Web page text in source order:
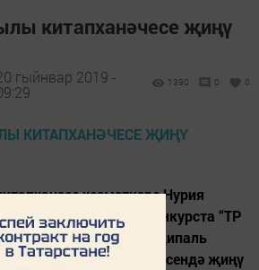
китапханәчесе җиңү
гыйнвар 2019 -
1390 0 0
хезмәткәре Нурия
күләмендә узган конкурста “ТР
иң яхшы муниципаль
номинациясендә җиңү